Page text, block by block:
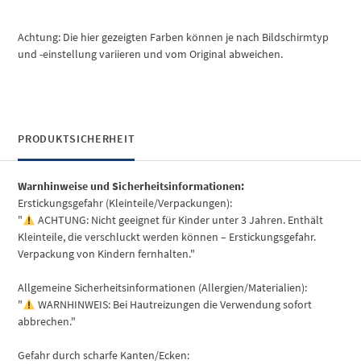
Achtung: Die hier gezeigten Farben können je nach Bildschirmtyp
und -einstellung variieren und vom Original abweichen.
PRODUKTSICHERHEIT
Warnhinweise und Sicherheitsinformationen:
Erstickungsgefahr (Kleinteile/Verpackungen):
"
ACHTUNG: Nicht geeignet für Kinder unter 3 Jahren. Enthält
Kleinteile, die verschluckt werden können – Erstickungsgefahr.
Verpackung von Kindern fernhalten."
Allgemeine Sicherheitsinformationen (Allergien/Materialien):
"
WARNHINWEIS: Bei Hautreizungen die Verwendung sofort
abbrechen."
Gefahr durch scharfe Kanten/Ecken: